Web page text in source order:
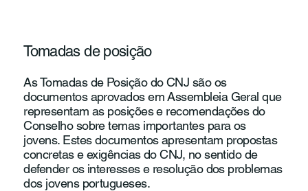
Tomadas de posição
As Tomadas de Posição do CNJ são os
documentos aprovados em Assembleia Geral que
representam as posições e recomendações do
Conselho sobre temas importantes para os
jovens. Estes documentos apresentam propostas
concretas e exigências do CNJ, no sentido de
defender os interesses e resolução dos problemas
dos jovens portugueses.